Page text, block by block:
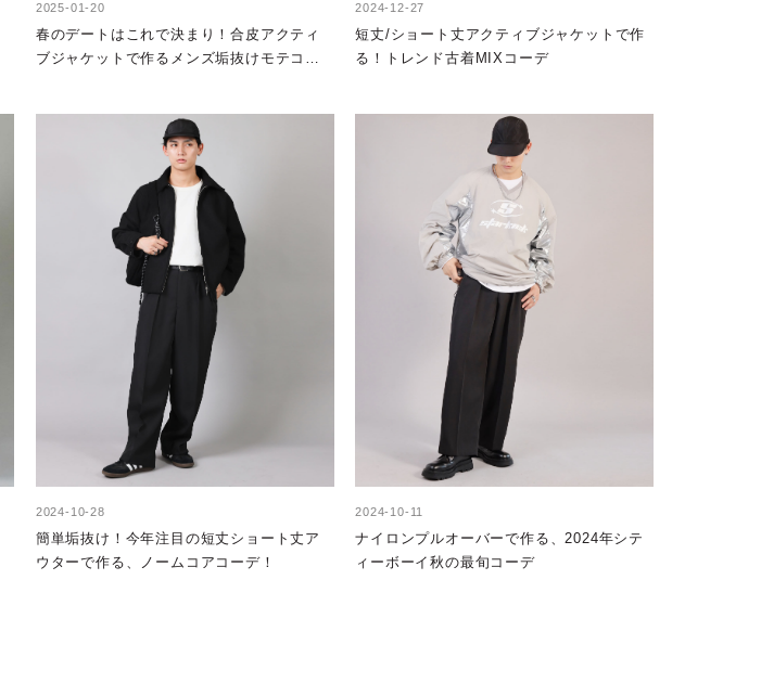
2025-01-20
春のデートはこれで決まり！合皮アクティ
ブジャケットで作るメンズ垢抜けモテコー
2024-12-27
短丈/ショート丈アクティブジャケットで作
る！トレンド古着MIXコーデ
2024-10-28
簡単垢抜け！今年注目の短丈ショート丈ア
ウターで作る、ノームコアコーデ！
2024-10-11
ナイロンプルオーバーで作る、2024年シテ
ィーボーイ秋の最旬コーデ